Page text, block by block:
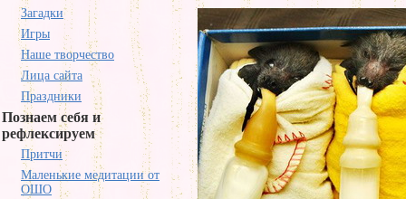
Загадки
Игры
Наше творчество
Лица сайта
Праздники
Познаем себя и
рефлексируем
Притчи
Маленькие медитации от
ОШО